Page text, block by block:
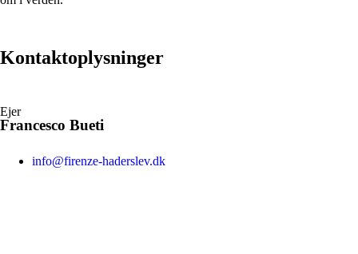
Kontaktoplysninger
Ejer
Francesco Bueti
info@firenze-haderslev.dk